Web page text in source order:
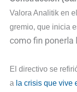
Valora Analitik en
gremio, que inicia
como fin ponerla
El directivo se
a la crisis que vive